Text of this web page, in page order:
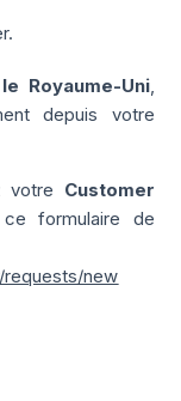
Royaume-Uni,
depuis votre
votre Customer
formulaire de
new